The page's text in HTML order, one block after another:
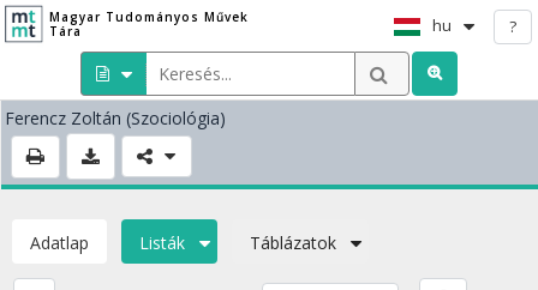
Magyar Tudományos Művek
Tára
hu ?
Ferencz Zoltán (Szociológia)
Adatlap Listák Táblázatok